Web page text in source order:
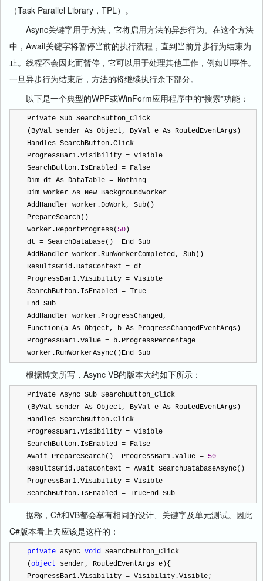
（Task Parallel Library，TPL）。
Async关键字用于方法，它将启用方法的异步行为。在这个方法
中，Await关键字将暂停当前的执行流程，直到当前异步行为结束为
止。线程不会因此而暂停，它可以用于处理其他工作，例如UI事件。
一旦异步行为结束后，方法的将继续执行余下部分。
以下是一个典型的WPF或WinForm应用程序中的“搜索”功能：
Private Sub SearchButton_Click
(ByVal sender As Object, ByVal e As RoutedEventArgs)
Handles SearchButton.Click
ProgressBar1.Visibility = Visible
SearchButton.IsEnabled = False
Dim dt As DataTable = Nothing
Dim worker As New BackgroundWorker
AddHandler worker.DoWork, Sub()
PrepareSearch()
worker.ReportProgress( 50 )
dt = SearchDatabase()  End Sub
AddHandler worker.RunWorkerCompleted, Sub()
ResultsGrid.DataContext = dt
ProgressBar1.Visibility = Visible
SearchButton.IsEnabled = True
End Sub
AddHandler worker.ProgressChanged,
ProgressBar1.Value = b.ProgressPercentage
worker.RunWorkerAsync()End Sub
根据博文所写，Async VB的版本大约如下所示：
Private Async Sub SearchButton_Click
(ByVal sender As Object, ByVal e As RoutedEventArgs)
Handles SearchButton.Click
ProgressBar1.Visibility = Visible
SearchButton.IsEnabled = False
Await PrepareSearch()  ProgressBar1.Value = 50
ResultsGrid.DataContext = Await SearchDatabaseAsync()
ProgressBar1.Visibility = Visible
SearchButton.IsEnabled = TrueEnd Sub
据称，C#和VB都会享有相同的设计、关键字及单元测试。因此
C#版本看上去应该是这样的：
private async void SearchButton_Click
(object sender, RoutedEventArgs e){
ProgressBar1.Visibility = Visibility.Visible;